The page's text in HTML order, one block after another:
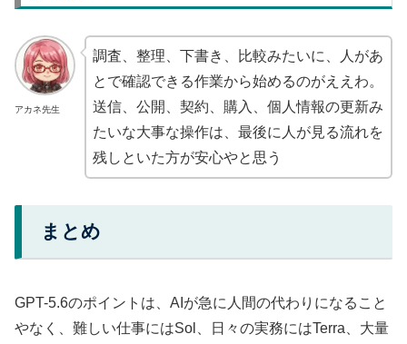
アカネ先生
調査、整理、下書き、比較みたいに、人があ
とで確認できる作業から始めるのがええわ。
送信、公開、契約、購入、個人情報の更新み
たいな大事な操作は、最後に人が見る流れを
残しといた方が安心やと思う
まとめ
GPT-5.6のポイントは、AIが急に人間の代わりになること
やなく、難しい仕事にはSol、日々の実務にはTerra、大量